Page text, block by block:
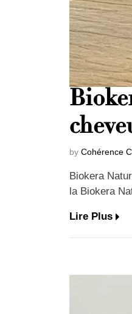
by Cohérence
Biokera
la Biokera
Lire Plus